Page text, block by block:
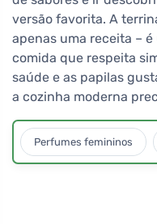
versão favorita. A
apenas uma receita –
comida que respeita
saúde e as papilas
a cozinha moderna
Perfumes femininos